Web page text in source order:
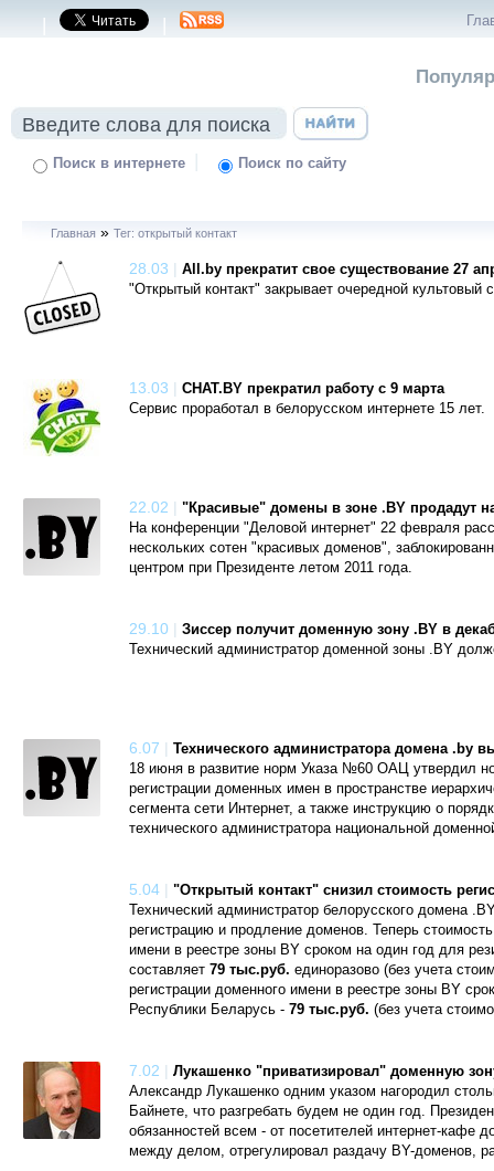
| |
Поиск в интернете | Поиск по сайту
Главная » Тег: открытый контакт
28.03 | All.by прекратит свое существование 27
"Открытый контакт" закрывает очередной культовый
13.03 | CHAT.BY прекратил работу с 9 марта
Сервис проработал в белорусском интернете 15 лет.
22.02 | "Красивые" домены в зоне .BY продадут
На конференции "Деловой интернет" 22 февраля
нескольких сотен "красивых доменов",
центром при Президенте летом 2011 года.
29.10 | Зиссер получит доменную зону .BY в
Технический администратор доменной зоны .BY
6.07 | Технического администратора домена .by
18 июня в развитие норм Указа №60 ОАЦ утвердил
регистрации доменных имен в пространстве
сегмента сети Интернет, а также инструкцию о
технического администратора национальной
5.04 | "Открытый контакт" снизил стоимость
Технический администратор белорусского домена
регистрацию и продление доменов. Теперь
имени в реестре зоны BY сроком на один год для
составляет 79 тыс.руб. единоразово (без учета
регистрации доменного имени в реестре зоны BY
Республики Беларусь - 79 тыс.руб. (без учета
7.02 | Лукашенко "приватизировал" доменную
Александр Лукашенко одним указом нагородил
Байнете, что разгребать будем не один год.
обязанностей всем - от посетителей интернет-кафе
между делом, отрегулировал раздачу BY-доменов,